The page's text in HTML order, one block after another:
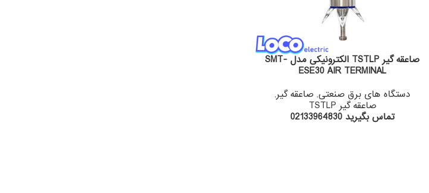
صاعقه گیر TSTLP الکترونیکی مدل SMT-
ESE30 AIR TERMINAL
دستگاه های برق صنعتی,صاعقه گیر,
صاعقه گیر TSTLP
تماس بگیرید 02133964830